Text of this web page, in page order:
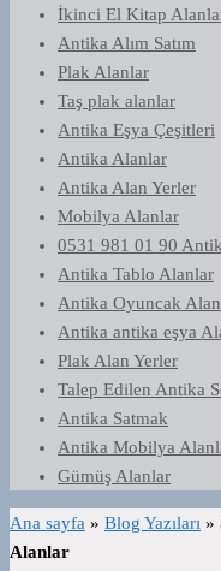
İkinci El Kitap
Antika Alım Satım
Plak Alanlar
Taş plak alanlar
Antika Eşya Çeşitleri
Antika Alanlar
Antika Alan Yerler
Mobilya Alanlar
0531 981 01 90
Antika Tablo Alanlar
Antika Oyuncak
Antika antika eşya
Plak Alan Yerler
Talep Edilen Antika
Antika Satmak
Antika Mobilya
Gümüş Alanlar
Ana sayfa » Blog Yazıları »
Alanlar